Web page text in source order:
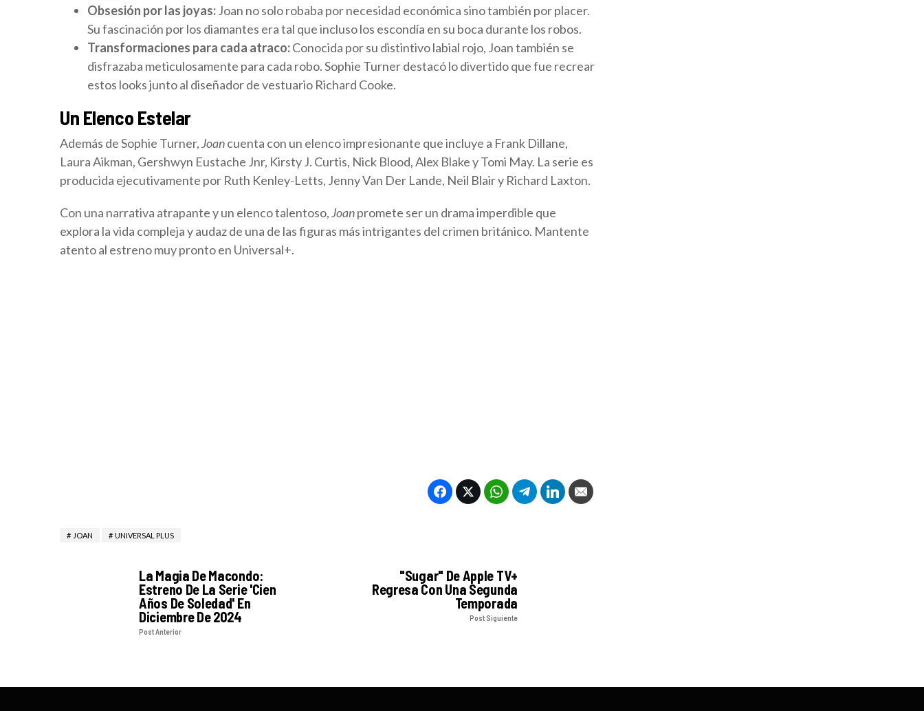
Obsesión por las joyas:Joan no solo robaba por necesidad económica sino también por placer.
Su fascinación por los diamantes era tal que incluso los escondía en su boca durante los robos.
Transformaciones para cada atraco:Conocida por su distintivo labial rojo, Joan también se
disfrazaba meticulosamente para cada robo. Sophie Turner destacó lo divertido que fue recrear
estos looks junto al diseñador de vestuario Richard Cooke.
Un Elenco Estelar
Además de Sophie Turner,Joancuenta con un elenco impresionante que incluye a Frank Dillane,
Laura Aikman, Gershwyn Eustache Jnr, Kirsty J. Curtis, Nick Blood, Alex Blake y Tomi May. La serie es
producida ejecutivamente por Ruth Kenley-Letts, Jenny Van Der Lande, Neil Blair y Richard Laxton.
Con una narrativa atrapante y un elenco talentoso,Joanpromete ser un drama imperdible que
explora la vida compleja y audaz de una de las figuras más intrigantes del crimen británico. Mantente
atento al estreno muy pronto en Universal+.
JOAN UNIVERSAL PLUS
La Magia De Macondo:
Estreno De La Serie 'Cien
Años De Soledad' En
Diciembre De 2024
Post Anterior
"Sugar" De Apple TV+
Regresa Con Una Segunda
Temporada
Post Siguiente